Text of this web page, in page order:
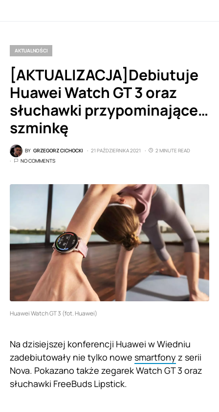
AKTUALNOŚCI
[AKTUALIZACJA]Debiutuje
Huawei Watch GT 3 oraz
słuchawki przypominające…
szminkę
BY GRZEGORZ CICHOCKI 21 PAŹDZIERNIKA 2021
2 MINUTE READ
NO COMMENTS
Huawei Watch GT 3 (fot. Huawei)
Na dzisiejszej konferencji Huawei w Wiedniu
zadebiutowały nie tylko nowe smartfony z serii
Nova. Pokazano także zegarek Watch GT 3 oraz
słuchawki FreeBuds Lipstick.